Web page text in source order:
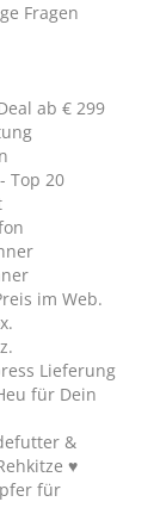
Fragen
ab € 299
Top 20
im Web.
Lieferung
für Dein
&
♥
für